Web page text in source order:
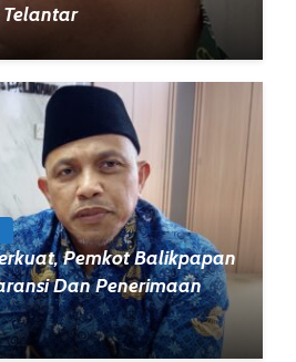
Pemkot Balikpapan
Dan Penerimaan